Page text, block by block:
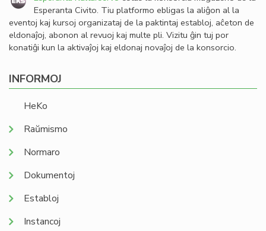
Esperanta Civito. Tiu platformo ebligas la aliĝon al la
eventoj kaj kursoj organizataj de la paktintaj establoj, aĉeton de
eldonaĵoj, abonon al revuoj kaj multe pli. Vizitu ĝin tuj por
konatiĝi kun la aktivaĵoj kaj eldonaj novaĵoj de la konsorcio.
INFORMOJ
HeKo
Raŭmismo
Normaro
Dokumentoj
Establoj
Instancoj